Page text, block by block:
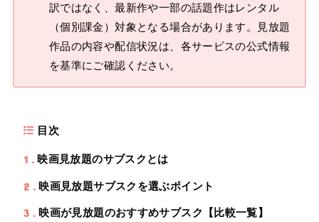
訳ではなく、最新作や一部の話題作はレンタル
（個別課金）対象となる場合があります。見放題
作品の内容や配信状況は、各サービスの公式情報
を基準にご確認ください。
目次
1 映画見放題のサブスクとは
2 映画見放題サブスクを選ぶポイント
3 映画が見放題のおすすめサブスク【比較一覧】